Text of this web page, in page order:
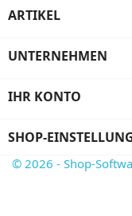
ARTIKEL
UNTERNEHMEN
IHR KONTO
SHOP-
© 2026 - Shop-